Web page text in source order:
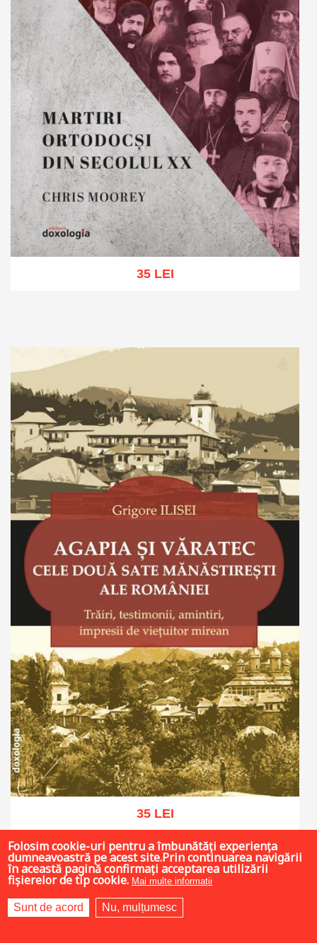
35 LEI
Adaugă în coș Wishlist
35 LEI
Folosim cookie-uri pentru a îmbunătăți experiența
dumneavoastră pe acest site.Prin continuarea navigării
în această pagină confirmați acceptarea utilizării
fișierelor de tip cookie. Mai multe informații
Sunt de acord Nu, mulțumesc